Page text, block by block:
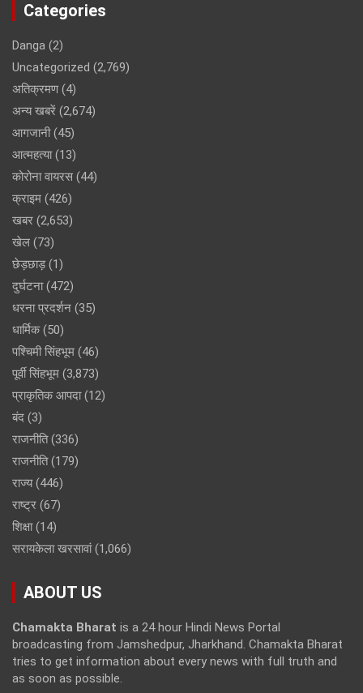
Categories
Danga (2)
Uncategorized (2,769)
अतिक्रमण(4)
अन्य खबरें (2,674)
आगजानी(45)
आत्महत्या(13)
कोरोना वायरस (44)
क्राइम (426)
खबर (2,653)
खेल (73)
छेड़छाड़(1)
दुर्घटना(472)
धरना प्रदर्शन (35)
धार्मिक(50)
पश्चिमी सिंहभूम (46)
पूर्वी सिंहभूम (3,873)
प्राकृतिक आपदा(12)
बंद (3)
राजनीति(336)
राजनीति(179)
राज्य(446)
राष्ट्र (67)
शिक्षा(14)
सरायकेला खरसावां(1,066)
ABOUT US
Chamakta Bharat is a 24 hour Hindi News Portal
broadcasting from Jamshedpur, Jharkhand. Chamakta Bharat
tries to get information about every news with full truth and
as soon as possible.